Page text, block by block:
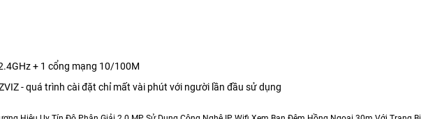
+ 1 cổng mạng 10/100M
- quá trình cài đặt chỉ mất vài phút với người lần đầu sử dụng